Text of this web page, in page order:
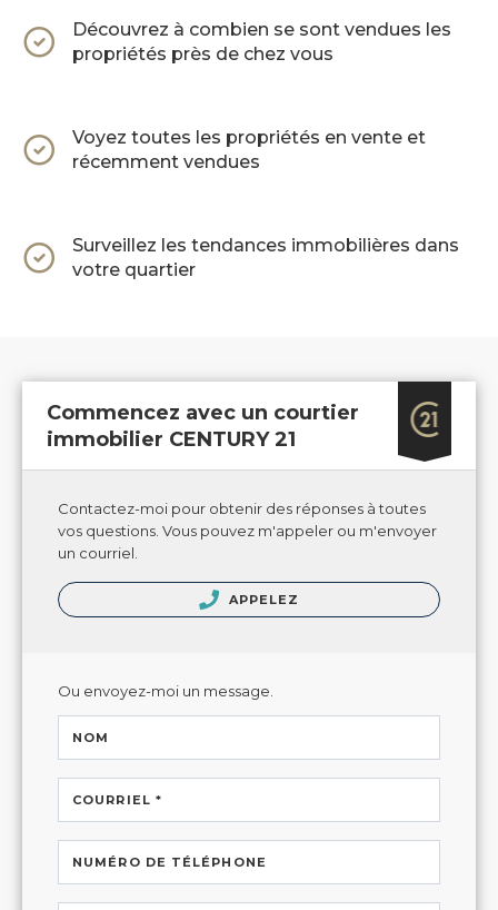
Découvrez à combien se sont vendues les
propriétés près de chez vous
Voyez toutes les propriétés en vente et
récemment vendues
Surveillez les tendances immobilières dans
votre quartier
Commencez avec un courtier
immobilier CENTURY 21
Contactez-moi pour obtenir des réponses à toutes
vos questions. Vous pouvez m'appeler ou m'envoyer
un courriel.
APPELEZ
Ou envoyez-moi un message.
NOM
COURRIEL *
NUMÉRO DE TÉLÉPHONE